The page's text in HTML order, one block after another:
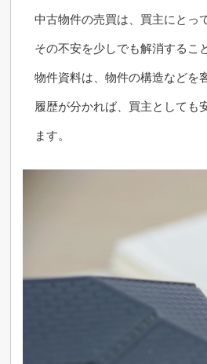
中古物件の売買は、買主にとっ
その不安を少しでも解消するこ
物件資料は、物件の構造などを
履歴が分かれば、買主としても
ます。